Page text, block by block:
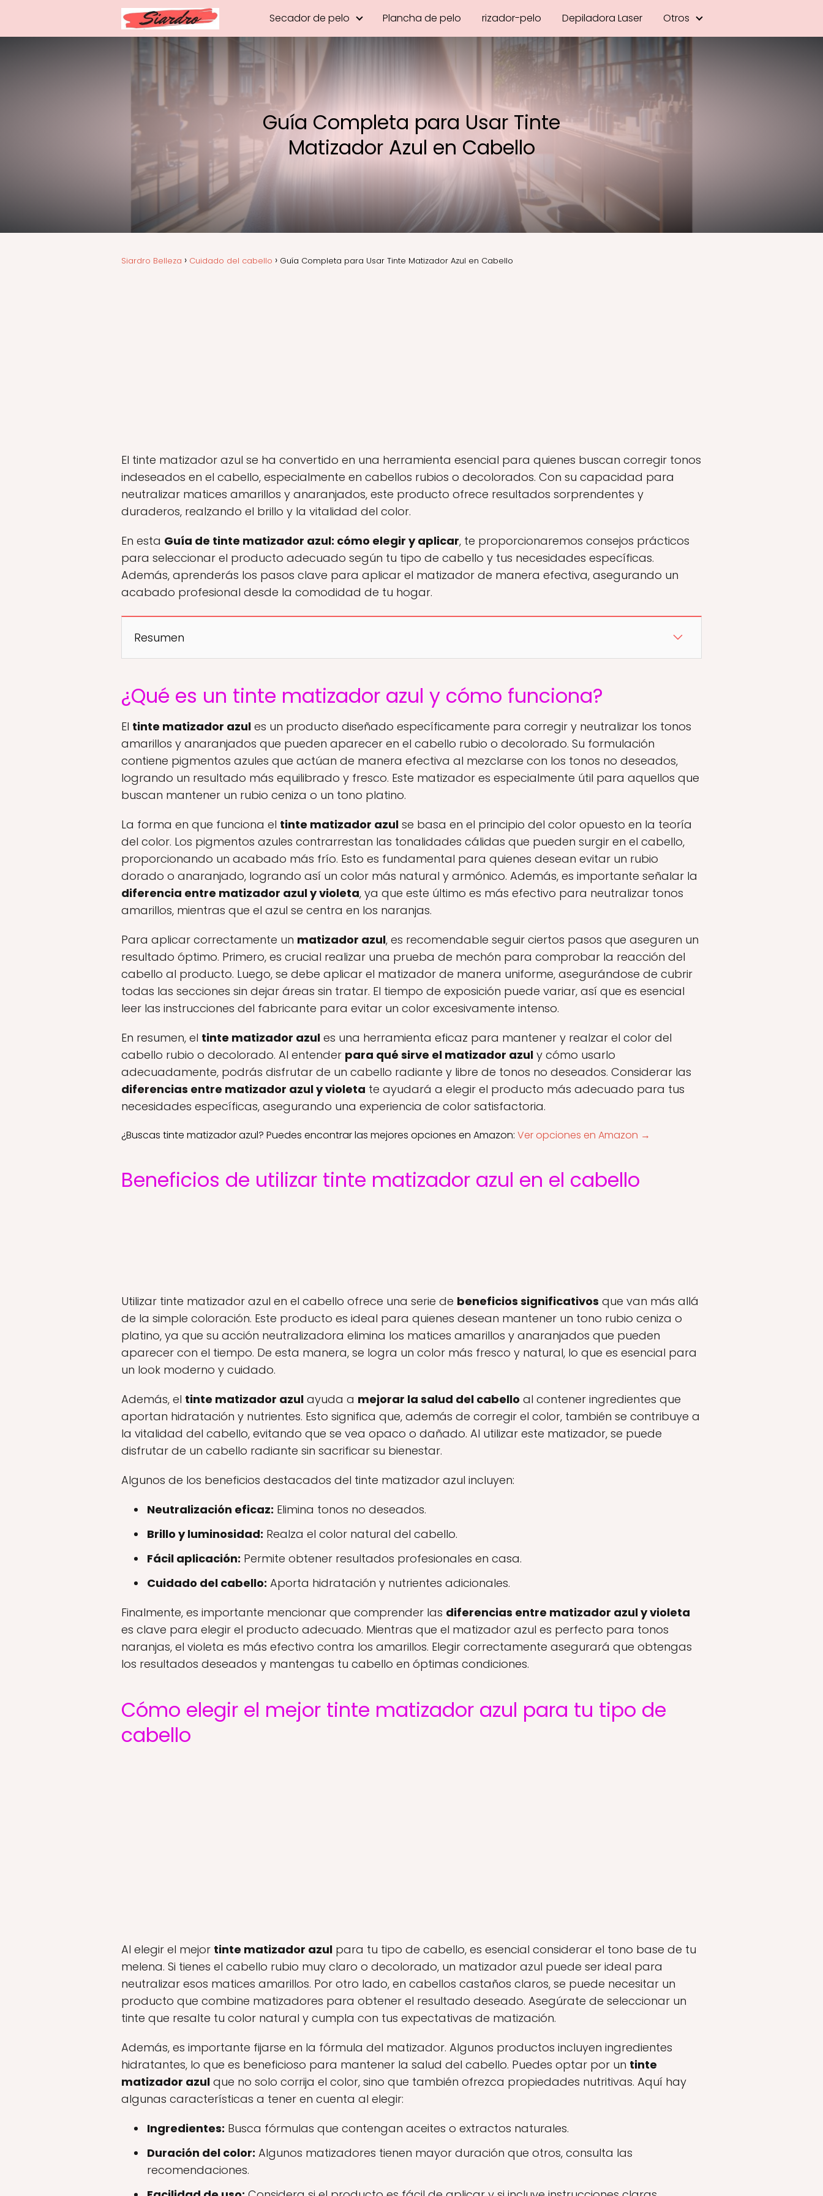
Secador de pelo Plancha de pelo rizador-pelo Depiladora Laser Otros
Guía Completa para Usar Tinte
Matizador Azul en Cabello
Siardro Belleza Cuidado del cabello Guía Completa para Usar Tinte Matizador Azul en Cabello
El tinte matizador azul se ha convertido en una herramienta esencial para quienes buscan corregir tonos
indeseados en el cabello, especialmente en cabellos rubios o decolorados. Con su capacidad para
neutralizar matices amarillos y anaranjados, este producto ofrece resultados sorprendentes y
duraderos, realzando el brillo y la vitalidad del color.
En esta Guía de tinte matizador azul: cómo elegir y aplicar, te proporcionaremos consejos prácticos
para seleccionar el producto adecuado según tu tipo de cabello y tus necesidades específicas.
Además, aprenderás los pasos clave para aplicar el matizador de manera efectiva, asegurando un
acabado profesional desde la comodidad de tu hogar.
Resumen
¿Qué es un tinte matizador azul y cómo funciona?
El tinte matizador azul es un producto diseñado específicamente para corregir y neutralizar los tonos
amarillos y anaranjados que pueden aparecer en el cabello rubio o decolorado. Su formulación
contiene pigmentos azules que actúan de manera efectiva al mezclarse con los tonos no deseados,
logrando un resultado más equilibrado y fresco. Este matizador es especialmente útil para aquellos que
buscan mantener un rubio ceniza o un tono platino.
La forma en que funciona el tinte matizador azul se basa en el principio del color opuesto en la teoría
del color. Los pigmentos azules contrarrestan las tonalidades cálidas que pueden surgir en el cabello,
proporcionando un acabado más frío. Esto es fundamental para quienes desean evitar un rubio
dorado o anaranjado, logrando así un color más natural y armónico. Además, es importante señalar la
diferencia entre matizador azul y violeta, ya que este último es más efectivo para neutralizar tonos
amarillos, mientras que el azul se centra en los naranjas.
Para aplicar correctamente un matizador azul, es recomendable seguir ciertos pasos que aseguren un
resultado óptimo. Primero, es crucial realizar una prueba de mechón para comprobar la reacción del
cabello al producto. Luego, se debe aplicar el matizador de manera uniforme, asegurándose de cubrir
todas las secciones sin dejar áreas sin tratar. El tiempo de exposición puede variar, así que es esencial
leer las instrucciones del fabricante para evitar un color excesivamente intenso.
En resumen, el tinte matizador azul es una herramienta eficaz para mantener y realzar el color del
cabello rubio o decolorado. Al entender para qué sirve el matizador azul y cómo usarlo
adecuadamente, podrás disfrutar de un cabello radiante y libre de tonos no deseados. Considerar las
diferencias entre matizador azul y violeta te ayudará a elegir el producto más adecuado para tus
necesidades específicas, asegurando una experiencia de color satisfactoria.
¿Buscas tinte matizador azul? Puedes encontrar las mejores opciones en Amazon: Ver opciones en Amazon →
Beneficios de utilizar tinte matizador azul en el cabello
Utilizar tinte matizador azul en el cabello ofrece una serie de beneficios significativos que van más allá
de la simple coloración. Este producto es ideal para quienes desean mantener un tono rubio ceniza o
platino, ya que su acción neutralizadora elimina los matices amarillos y anaranjados que pueden
aparecer con el tiempo. De esta manera, se logra un color más fresco y natural, lo que es esencial para
un look moderno y cuidado.
Además, el tinte matizador azul ayuda a mejorar la salud del cabello al contener ingredientes que
aportan hidratación y nutrientes. Esto significa que, además de corregir el color, también se contribuye a
la vitalidad del cabello, evitando que se vea opaco o dañado. Al utilizar este matizador, se puede
disfrutar de un cabello radiante sin sacrificar su bienestar.
Algunos de los beneficios destacados del tinte matizador azul incluyen:
Neutralización eficaz: Elimina tonos no deseados.
Brillo y luminosidad: Realza el color natural del cabello.
Fácil aplicación: Permite obtener resultados profesionales en casa.
Cuidado del cabello: Aporta hidratación y nutrientes adicionales.
Finalmente, es importante mencionar que comprender las diferencias entre matizador azul y violeta
es clave para elegir el producto adecuado. Mientras que el matizador azul es perfecto para tonos
naranjas, el violeta es más efectivo contra los amarillos. Elegir correctamente asegurará que obtengas
los resultados deseados y mantengas tu cabello en óptimas condiciones.
Cómo elegir el mejor tinte matizador azul para tu tipo de
cabello
Al elegir el mejor tinte matizador azul para tu tipo de cabello, es esencial considerar el tono base de tu
melena. Si tienes el cabello rubio muy claro o decolorado, un matizador azul puede ser ideal para
neutralizar esos matices amarillos. Por otro lado, en cabellos castaños claros, se puede necesitar un
producto que combine matizadores para obtener el resultado deseado. Asegúrate de seleccionar un
tinte que resalte tu color natural y cumpla con tus expectativas de matización.
Además, es importante fijarse en la fórmula del matizador. Algunos productos incluyen ingredientes
hidratantes, lo que es beneficioso para mantener la salud del cabello. Puedes optar por un tinte
matizador azul que no solo corrija el color, sino que también ofrezca propiedades nutritivas. Aquí hay
algunas características a tener en cuenta al elegir:
Ingredientes: Busca fórmulas que contengan aceites o extractos naturales.
Duración del color: Algunos matizadores tienen mayor duración que otros, consulta las
recomendaciones.